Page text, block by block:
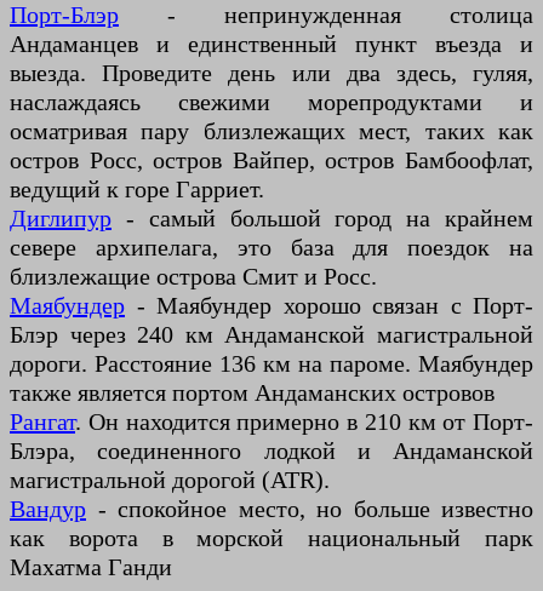
Порт-Блэр - непринужденная столица
Андаманцев и единственный пункт въезда и
выезда. Проведите день или два здесь, гуляя,
наслаждаясь свежими морепродуктами и
осматривая пару близлежащих мест, таких как
остров Росс, остров Вайпер, остров Бамбоофлат,
ведущий к горе Гарриет.
Диглипур - самый большой город на крайнем
севере архипелага, это база для поездок на
близлежащие острова Смит и Росс.
Маябундер - Маябундер хорошо связан с Порт-
Блэр через 240 км Андаманской магистральной
дороги. Расстояние 136 км на пароме. Маябундер
также является портом Андаманских островов
Рангат. Он находится примерно в 210 км от Порт-
Блэра, соединенного лодкой и Андаманской
магистральной дорогой (ATR).
Вандур - спокойное место, но больше известно
как ворота в морской национальный парк
Махатма Ганди